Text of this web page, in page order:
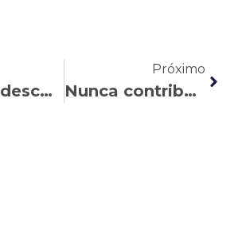
Direito à desconexão no trabalho: o que diz a legislação?
Próximo
Nunca contribuí para o INSS: será que posso me aposentar?